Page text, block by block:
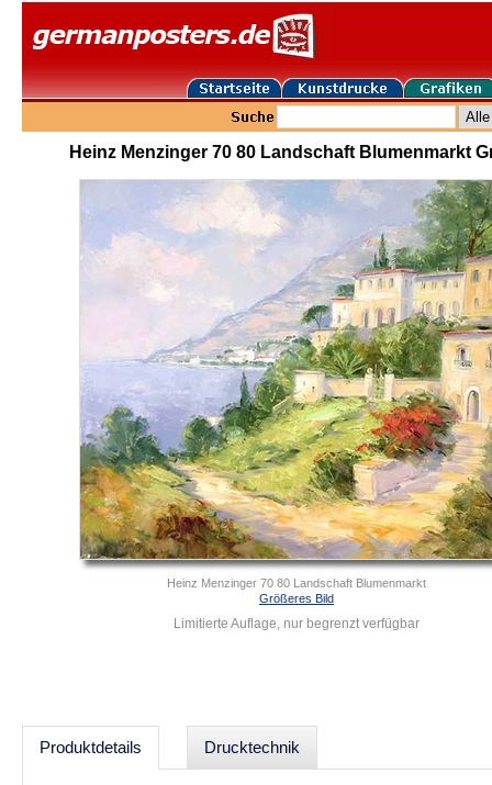
Heinz Menzinger 70 80 Landschaft Blumenmarkt
Heinz Menzinger 70 80 Landschaft Blumenmarkt
Größeres Bild
Limitierte Auflage, nur begrenzt verfügbar
Produktdetails Drucktechnik